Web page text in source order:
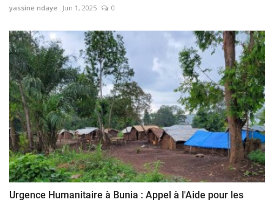
yassine ndaye Jun 1, 2025 0
Urgence Humanitaire à Bunia : Appel à l'Aide pour les